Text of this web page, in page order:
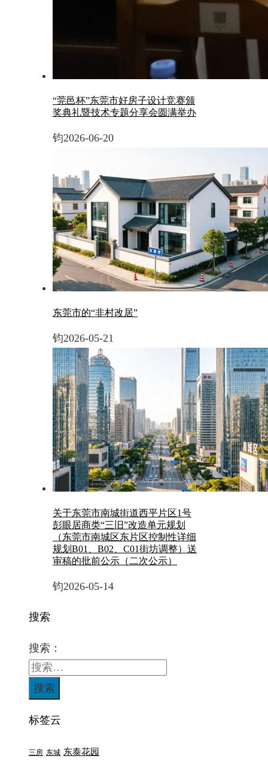
“莞邑杯”东莞市好房子设计竞赛颁
奖典礼暨技术专题分享会圆满举办
钧2026-06-20
东莞市的“非村改居”
钧2026-05-21
关于东莞市南城街道西平片区1号
彭眼居商类“三旧”改造单元规划
（东莞市南城区东片区控制性详细
规划B01、B02、C01街坊调整）送
审稿的批前公示（二次公示）
钧2026-05-14
搜索
搜索：
标签云
三房 东城 东泰花园